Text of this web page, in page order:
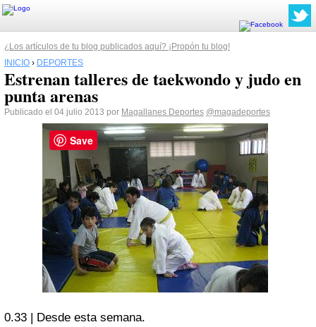
¿Los artículos de tu blog publicados aquí? ¡Propón tu blog!
INICIO › DEPORTES
Estrenan talleres de taekwondo y judo en
punta arenas
Publicado el 04 julio 2013 por Magallanes Deportes @magadeportes
0.33 | Desde esta semana.
Save